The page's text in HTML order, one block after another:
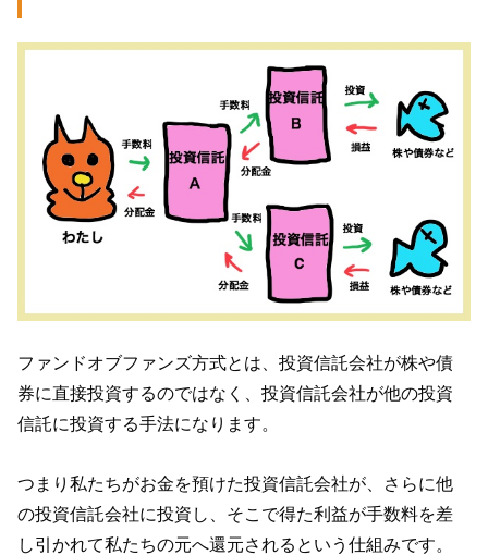
ファンドオブファンズ方式とは、投資信託会社が株や債
券に直接投資するのではなく、投資信託会社が他の投資
信託に投資する手法になります。
つまり私たちがお金を預けた投資信託会社が、さらに他
の投資信託会社に投資し、そこで得た利益が手数料を差
し引かれて私たちの元へ還元されるという仕組みです。